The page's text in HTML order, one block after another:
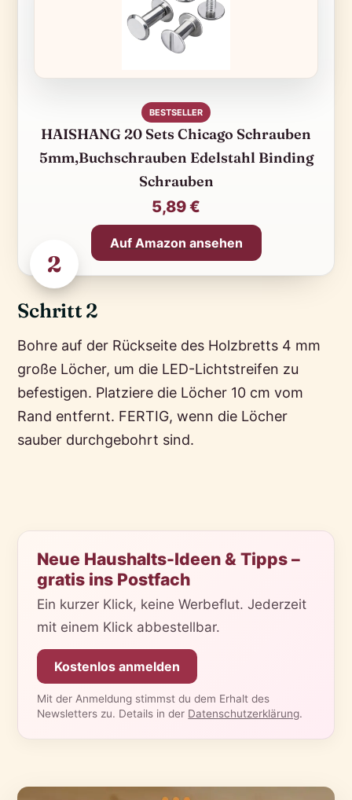
2
Schritt 2
Bohre auf der Rückseite des Holzbretts 4 mm
große Löcher, um die LED-Lichtstreifen zu
befestigen. Platziere die Löcher 10 cm vom
Rand entfernt. FERTIG, wenn die Löcher
sauber durchgebohrt sind.
BESTSELLER
HAISHANG 20 Sets Chicago Schrauben
5mm,Buchschrauben Edelstahl Binding
Schrauben
5,89 €
Auf Amazon ansehen
Neue Haushalts-Ideen & Tipps –
gratis ins Postfach
Ein kurzer Klick, keine Werbeflut. Jederzeit
mit einem Klick abbestellbar.
Kostenlos anmelden
Mit der Anmeldung stimmst du dem Erhalt des
Newsletters zu. Details in der Datenschutzerklärung.